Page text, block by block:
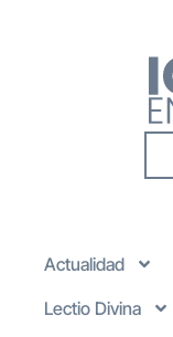
Actualidad
Lectio Divina